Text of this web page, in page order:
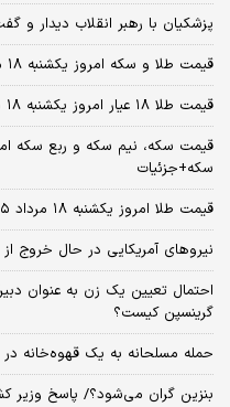
پزشکیان با رهبر انقلاب دیدار و
قیمت طلا و سکه امروز یکشنبه ۱۸ مرداد ۱۴۰۵/افزایش قیمت طلا
قیمت طلا ۱۸ عیار امروز یکشنبه ۱۸ مرداد ۱۴۰۵/افزایش قیمت طلا
سکه+جزئیات
قیمت طلا امروز یکشنبه ۱۸ مرداد ۱۴۰۵
نیروهای آمریکایی در حال خروج
احتمال تعیین یک زن به عنوان
گرینسپن کیست؟
حمله مسلحانه به یک قهوه‌خانه در
بنزین گران می‌شود؟/ پاسخ وزیر